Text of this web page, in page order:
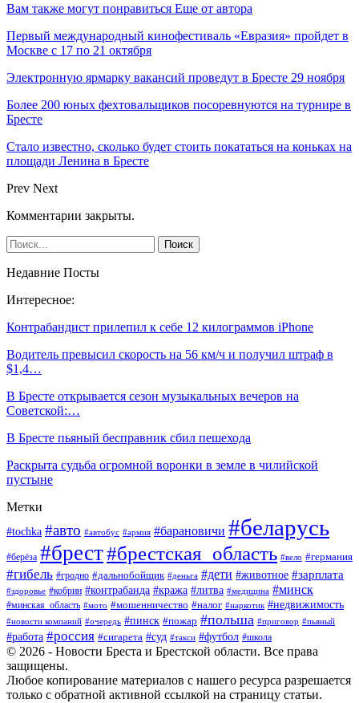
Вам также могут понравиться Еще от автора
Первый международный кинофестиваль «Евразия» пройдет в
Москве с 17 по 21 октября
Электронную ярмарку вакансий проведут в Бресте 29 ноября
Более 200 юных фехтовальщиков посоревнуются на турнире в
Бресте
Стало известно, сколько будет стоить покататься на коньках на
площади Ленина в Бресте
Prev Next
Комментарии закрыты.
Недавние Посты
Интересное:
Контрабандист прилепил к себе 12 килограммов iPhone
Водитель превысил скорость на 56 км/ч и получил штраф в
$1,4…
В Бресте открывается сезон музыкальных вечеров на
Советской:…
В Бресте пьяный бесправник сбил пешехода
Раскрыта судьба огромной воронки в земле в чилийской
пустыне
Метки
#tochka #авто #автобус #армия #барановичи #беларусь
#берёза #брест#брестская_область #вело #германия
#гибель #гродно #дальнобойщик #деньга #дети #животное #зарплата
#здоровье #кобрин #контрабанда #кража #литва #медицина #минск
#минская_область #мото #мошенничество #налог #наркотик #недвижимость
#новости компаний #очередь #пинск #пожар #польша #приговор #пьяный
#работа #россия #сигарета #суд #такси #футбол #школа
© 2026 - Новости Бреста и Брестской области. Все права
защищены.
Любое копирование материалов с нашего ресурса разрешается
только с обратной активной ссылкой на страницу статьи.